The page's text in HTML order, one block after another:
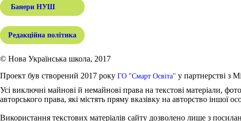
Банери НУШ
Редакційна політика
© Нова Українська школа, 2017
Проект був створений 2017 року ГО "Смарт Освіта" у партнерстві з
Усі виключні майнові й немайнові права на текстові матеріали,
авторського права, які містять пряму вказівку на авторство іншої
Використання текстових матеріалів сайту дозволено лише з